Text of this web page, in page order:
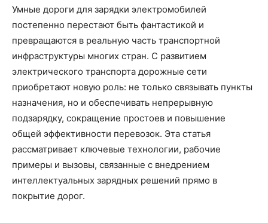
Умные дороги для зарядки электромобилей
постепенно перестают быть фантастикой и
превращаются в реальную часть транспортной
инфраструктуры многих стран. С развитием
электрического транспорта дорожные сети
приобретают новую роль: не только связывать пункты
назначения, но и обеспечивать непрерывную
подзарядку, сокращение простоев и повышение
общей эффективности перевозок. Эта статья
рассматривает ключевые технологии, рабочие
примеры и вызовы, связанные с внедрением
интеллектуальных зарядных решений прямо в
покрытие дорог.